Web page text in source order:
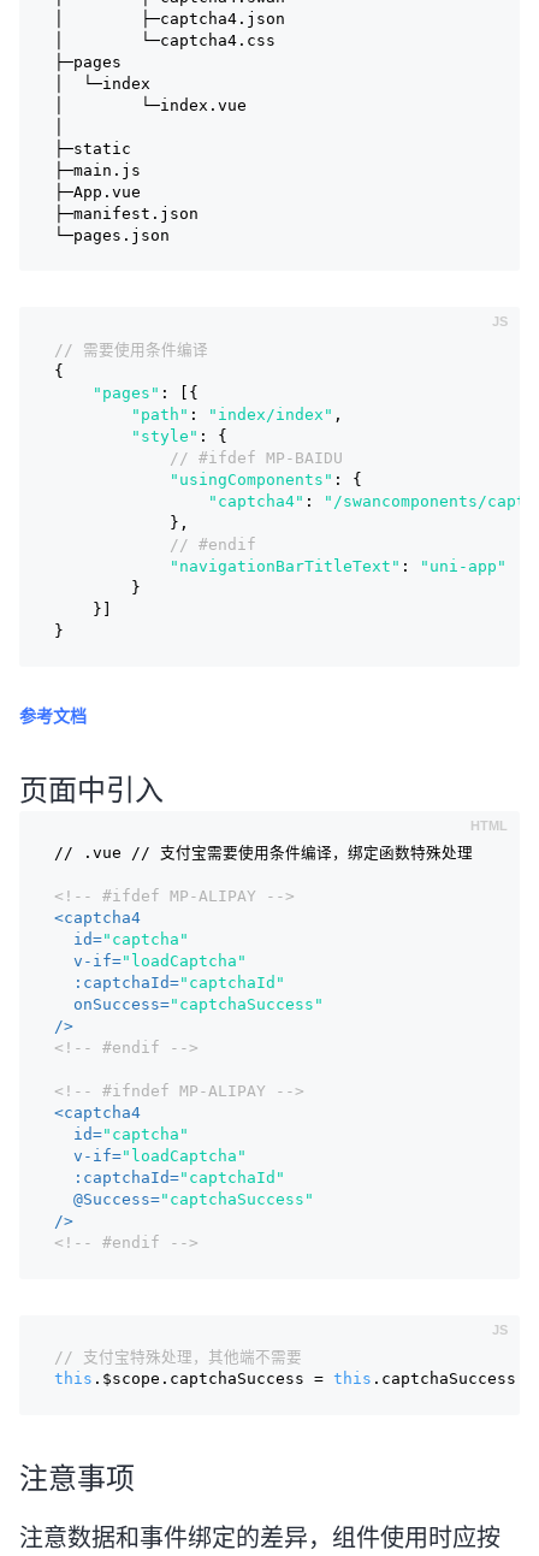
│        ├─captcha4.json
│        └─captcha4.css
├─pages
│  └─index
│        └─index.vue
├─static
├─main.js
├─App.vue
├─manifest.json
└─pages.json
// 需要使用条件编译
{
"pages" : [{
"path" : "index/index" ,
"style" : {
// #ifdef MP-BAIDU
"usingComponents" : {
"captcha4" :
"/swancomponents/
            },
// #endif
"navigationBarTitleText" :
"uni-app"
        }
    }]
}
参考文档
页面中引入
// .vue // 支付宝需要使用条件编译，绑定函数特殊处理
<!-- #ifdef MP-ALIPAY -->
<captcha4
id="captcha"
v-if="loadCaptcha"
:captchaId="captchaId"
onSuccess="captchaSuccess"
/>
<!-- #endif -->
<!-- #ifndef MP-ALIPAY -->
<captcha4
id="captcha"
v-if="loadCaptcha"
:captchaId="captchaId"
  @
Success="captchaSuccess"
/>
<!-- #endif -->
// 支付宝特殊处理，其他端不需要
this .$scope.captchaSuccess = this
注意事项
注意数据和事件绑定的差异，组件使用时应按